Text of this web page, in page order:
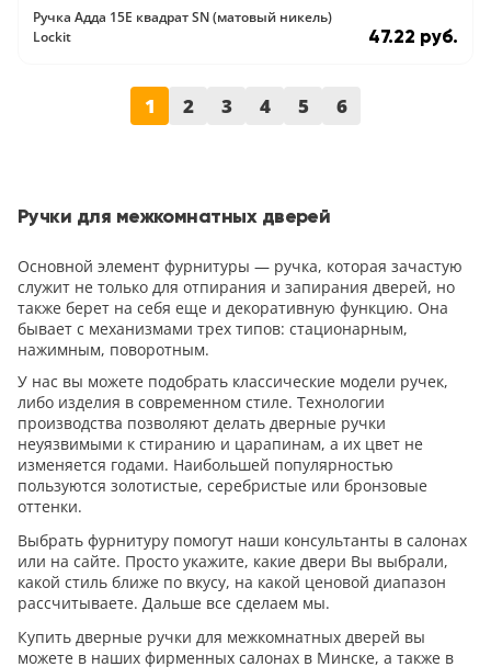
Ручка Адда 15E квадрат SN (матовый никель)
Lockit
47.22 руб.
1 2 3 4 5 6
Ручки для межкомнатных дверей
Основной элемент фурнитуры — ручка, которая зачастую
служит не только для отпирания и запирания дверей, но
также берет на себя еще и декоративную функцию. Она
бывает с механизмами трех типов: стационарным,
нажимным, поворотным.
У нас вы можете подобрать классические модели ручек,
либо изделия в современном стиле. Технологии
производства позволяют делать дверные ручки
неуязвимыми к стиранию и царапинам, а их цвет не
изменяется годами. Наибольшей популярностью
пользуются золотистые, серебристые или бронзовые
оттенки.
Выбрать фурнитуру помогут наши консультанты в салонах
или на сайте. Просто укажите, какие двери Вы выбрали,
какой стиль ближе по вкусу, на какой ценовой диапазон
рассчитываете. Дальше все сделаем мы.
Купить дверные ручки для межкомнатных дверей вы
можете в наших фирменных салонах в Минске, а также в